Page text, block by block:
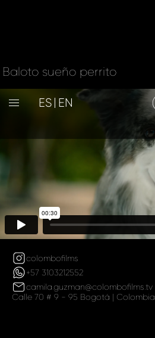
ES EN
Baloto sueño perrito
colombofilms
+57 3103212552
camila.guzman@colombofilms.tv
Calle 70 # 9 - 95 Bogotá | Colombia